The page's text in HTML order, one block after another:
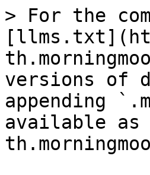
> For the
versions of
appending
available as